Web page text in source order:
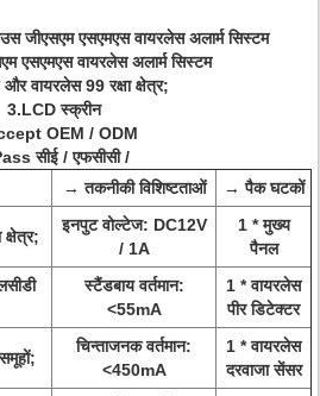
जीएसएम एसएमएस वायरलेस अलार्म सिस्टम
एसएमएस वायरलेस अलार्म सिस्टम
और वायरलेस 99 रक्षा क्षेत्र;
3.LCD स्क्रीन
OEM / ODM
सीई / एफसीसी /
→ तकनीकी विशिष्टताओं → पैक घटकों
इनपुट वोल्टेज: DC12V
/ 1A
1 * मुख्य
पैनल
स्टैंडबाय वर्तमान:
<55mA
1 * वायरलेस
पीर डिटेक्टर
चिन्ताजनक वर्तमान:
<450mA
1 * वायरलेस
दरवाजा सेंसर